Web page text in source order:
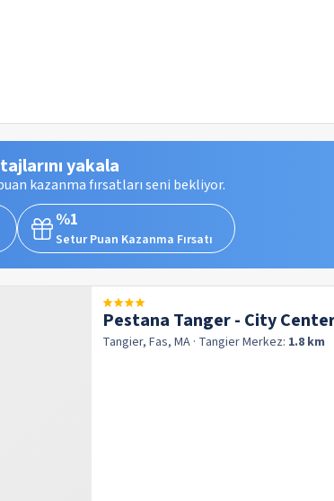
yakala
kazanma fırsatları seni bekliyor.
%1
Setur Puan Kazanma Fırsatı
Pestana Tanger - City
Tangier, Fas, MA · TangierMerkez: 1.8 km